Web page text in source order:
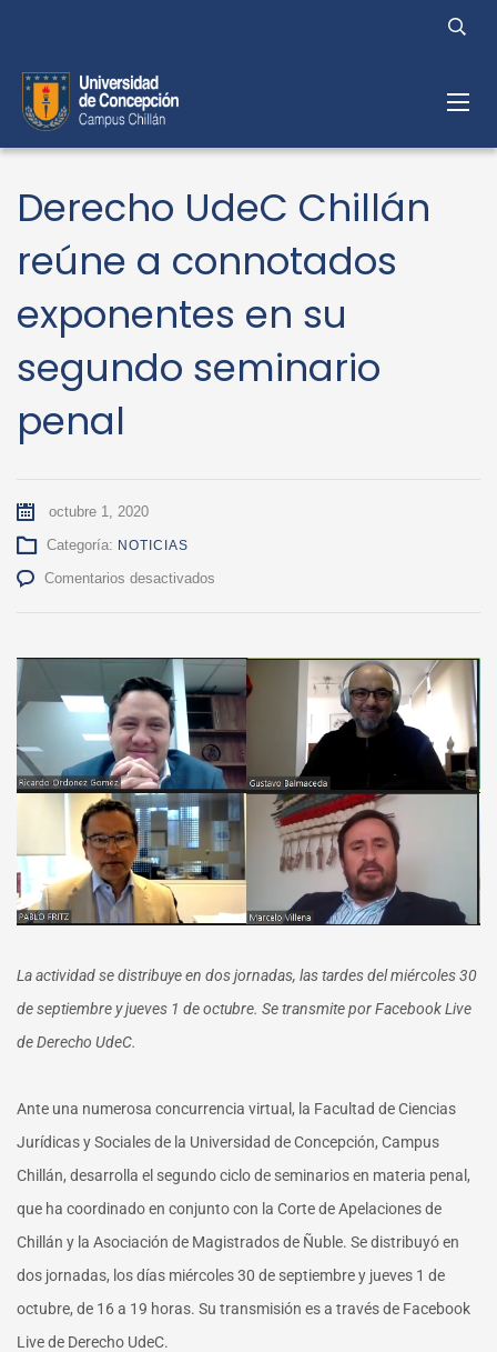
Derecho UdeC Chillán
reúne a connotados
exponentes en su
segundo seminario
penal
octubre 1, 2020
Categoría: NOTICIAS
Comentarios desactivados
reúne
a
connotados
exponentes
en
su
segundo
seminario
penal
La actividad se distribuye en dos jornadas, las tardes del miércoles 30
de septiembre y jueves 1 de octubre. Se transmite por Facebook Live
de Derecho UdeC.
Ante una numerosa concurrencia virtual, la Facultad de Ciencias
Jurídicas y Sociales de la Universidad de Concepción, Campus
Chillán, desarrolla el segundo ciclo de seminarios en materia penal,
que ha coordinado en conjunto con la Corte de Apelaciones de
Chillán y la Asociación de Magistrados de Ñuble. Se distribuyó en
dos jornadas, los días miércoles 30 de septiembre y jueves 1 de
octubre, de 16 a 19 horas. Su transmisión es a través de Facebook
Live de Derecho UdeC.